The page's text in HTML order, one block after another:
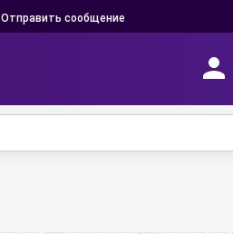
Отправить сообщение